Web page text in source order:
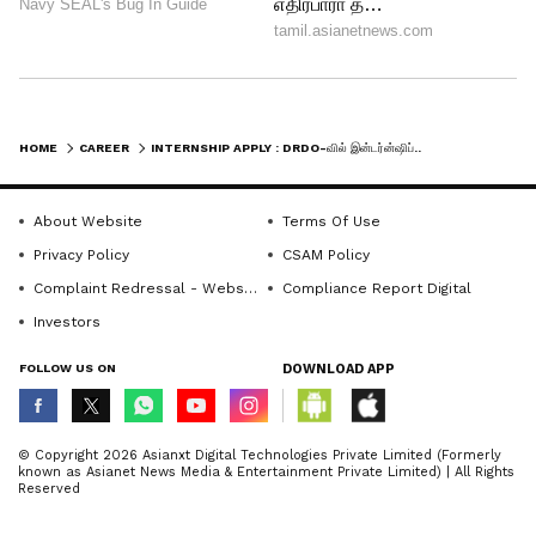
Raghupati R
இவர் முதுகலை தமிழ் பட்டதாரி. செய்தி
எழுதுவதில் 6 ஆண்டுகளுக்கும் மேலான
அனுபவம் உள்ளவர். இவர் கடந்த 3 ஆண்டுகளாக
ஏசியாநெட் நியூஸ் தமிழில் சப்-எடிட்டராக
பணியாற்றி வருகிறார். டிஜிட்டல் மீடியா பற்றி
வேலைவாய்ப்பு
HOME CAREER
About Website
Terms Of Use
Privacy Policy
CSAM Policy
Complaint Redressal - Website
Compliance Report Digital
Investors
FOLLOW US ON DOWNLOAD APP
© Copyright 2026 Asianxt Digital Technologies Private Limited (Formerly
known as Asianet News Media & Entertainment Private Limited) | All Rights
Reserved